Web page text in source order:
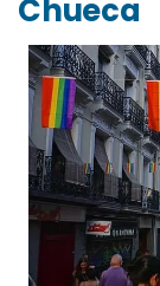
Chueca